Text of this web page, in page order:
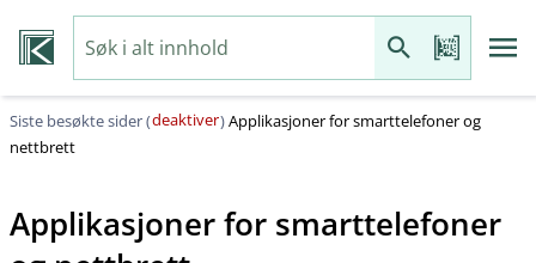
Siste besøkte sider (deaktiver)Applikasjoner for smarttelefoner og
nettbrett
Applikasjoner for smarttelefoner